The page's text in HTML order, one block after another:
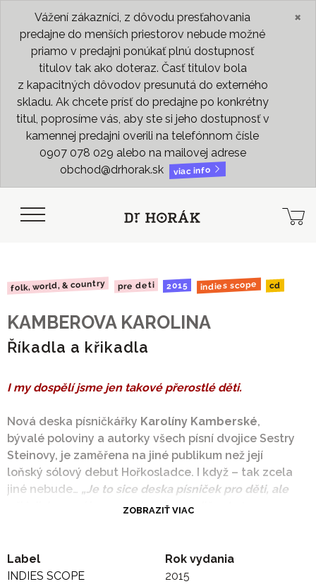
Vážení zákazníci, z dôvodu presťahovania
predajne do menších priestorov nebude možné
priamo v predajni ponúkať plnú dostupnosť
titulov tak ako doteraz. Časť titulov bola
z kapacitných dôvodov presunutá do externého
skladu. Ak chcete prísť do predajne po konkrétny
titul, poprosíme vás, aby ste si jeho dostupnosť v
kamennej predajni overili na telefónnom čísle
0907 078 029 alebo na mailovej adrese
obchod@drhorak.sk
viac info
×
folk, world, & country pre deti 2015 indies scope cd
KAMBEROVA KAROLINA
Říkadla a křikadla
I my dospělí jsme jen takové přerostlé děti.
Nová deska písničkářky Karolíny Kamberské,
bývalé poloviny a autorky všech písní dvojice Sestry
Steinovy, je zaměřena na jiné publikum než její
loňský sólový debut Hořkosladce. I když – tak zcela
jiné nebude… „Je to sice deska písniček pro děti, ale
při jejich psaní jsem myslela i na rodiče. Je tam
přece milují reprízy až do omrzení.“Album se jmenuje
Říkadla a křikadla a je neučesané stejně jako jeho
ZOBRAZIŤ VIAC
Label
INDIES SCOPE
Rok vydania
2015